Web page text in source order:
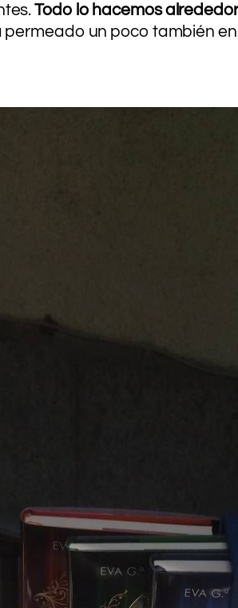
Todo lo hacemos
un poco también